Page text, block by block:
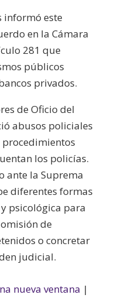
informó este
en la Cámara
281 que
públicos
privados.
de Oficio del
abusos policiales
procedimientos
los policías.
ante la Suprema
diferentes formas
psicológica para
de
o concretar
judicial.
nueva ventana |